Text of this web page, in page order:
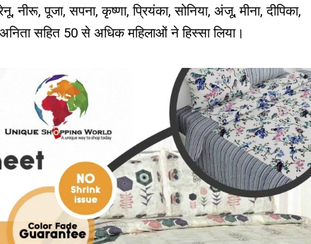
नीरू, पूजा, सपना, कृष्णा, प्रियंका, सोनिया, अंजू, मीना, दीपिका,
अनिता सहित 50 से अधिक महिलाओं ने हिस्सा लिया।